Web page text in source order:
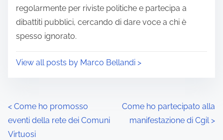
regolarmente per riviste politiche e partecipa a
dibattiti pubblici, cercando di dare voce a chi è
spesso ignorato.
View all posts by Marco Bellandi >
P
o
< Come ho promosso
eventi della rete dei Comuni
Virtuosi
Come ho partecipato alla
manifestazione di Cgil>